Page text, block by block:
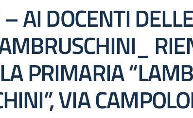
AI DOCENTI
PRIMARIA
VIA